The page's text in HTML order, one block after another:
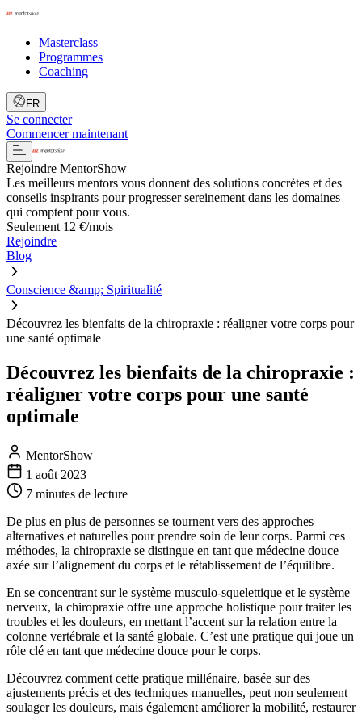
Masterclass
Programmes
Coaching
FR
Se connecter
Commencer maintenant
Rejoindre MentorShow
Les meilleurs mentors vous donnent des solutions concrètes et des
conseils inspirants pour progresser sereinement dans les domaines
qui comptent pour vous.
Seulement 12 €/mois
Rejoindre
Blog
Conscience &amp; Spiritualité
Découvrez les bienfaits de la chiropraxie : réaligner votre corps pour
une santé optimale
Découvrez les bienfaits de la chiropraxie :
réaligner votre corps pour une santé
optimale
MentorShow
1 août 2023
7 minutes de lecture
De plus en plus de personnes se tournent vers des approches
alternatives et naturelles pour prendre soin de leur corps. Parmi ces
méthodes, la chiropraxie se distingue en tant que médecine douce
axée sur l’alignement du corps et le rétablissement de l’équilibre.
En se concentrant sur le système musculo-squelettique et le système
nerveux, la chiropraxie offre une approche holistique pour traiter les
troubles et les douleurs, en mettant l’accent sur la relation entre la
colonne vertébrale et la santé globale. C’est une pratique qui joue un
rôle clé en tant que médecine douce pour le corps.
Découvrez comment cette pratique millénaire, basée sur des
ajustements précis et des techniques manuelles, peut non seulement
soulager les douleurs, mais également améliorer la mobilité, restaurer